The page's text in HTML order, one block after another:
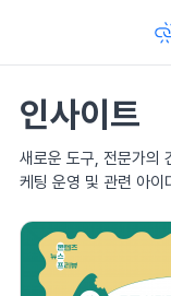
인사이트
새로운 도구, 전문가의
케팅 운영 및 관련 아이